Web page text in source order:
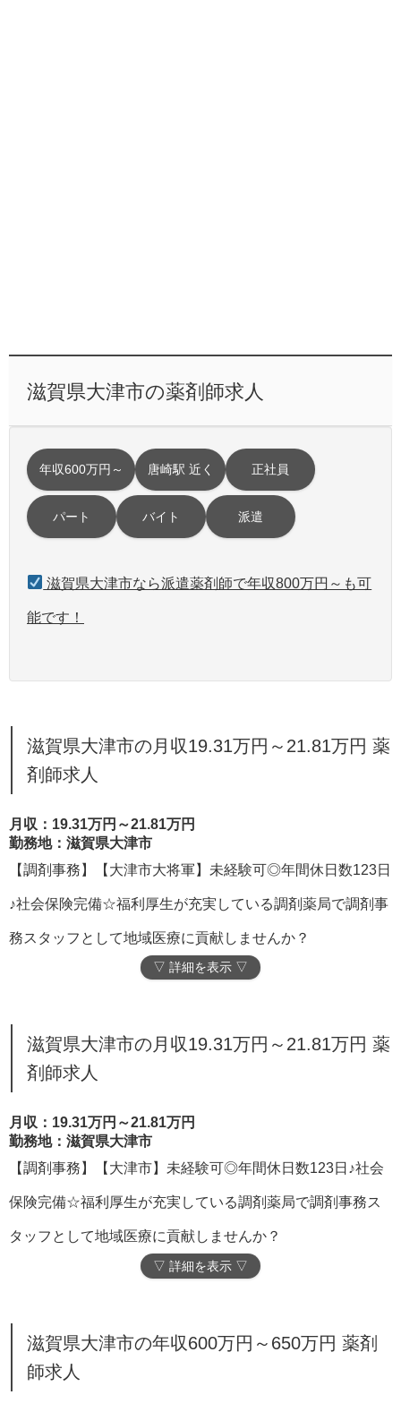
滋賀県大津市の薬剤師求人
年収600万円～ 唐崎駅 近く 正社員
パート バイト 派遣
滋賀県大津市なら派遣薬剤師で年収800万円～も可
能です！
滋賀県大津市の月収19.31万円～21.81万円 薬
剤師求人
月収：19.31万円～21.81万円
勤務地：滋賀県大津市
【調剤事務】【大津市大将軍】未経験可◎年間休日数123日
♪社会保険完備☆福利厚生が充実している調剤薬局で調剤事
務スタッフとして地域医療に貢献しませんか？
▽ 詳細を表示 ▽
滋賀県大津市の月収19.31万円～21.81万円 薬
剤師求人
月収：19.31万円～21.81万円
勤務地：滋賀県大津市
【調剤事務】【大津市】未経験可◎年間休日数123日♪社会
保険完備☆福利厚生が充実している調剤薬局で調剤事務ス
タッフとして地域医療に貢献しませんか？
▽ 詳細を表示 ▽
滋賀県大津市の年収600万円～650万円 薬剤
師求人